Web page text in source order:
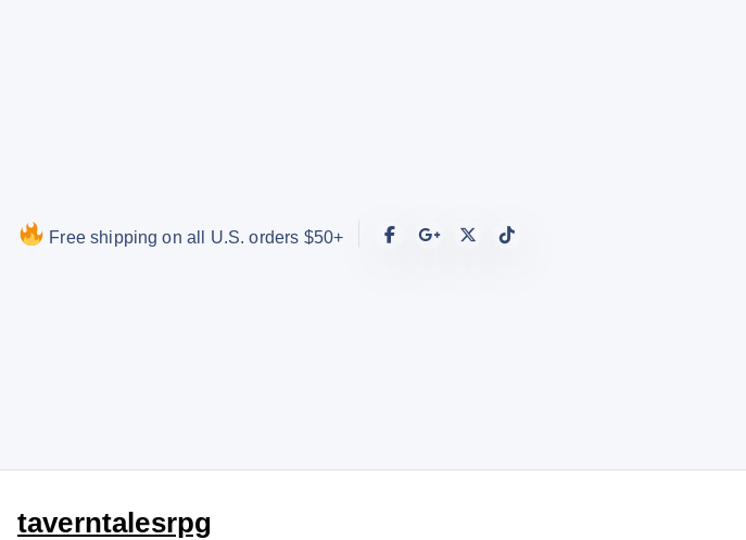
Free shipping on all U.S. orders $50+
taverntalesrpg